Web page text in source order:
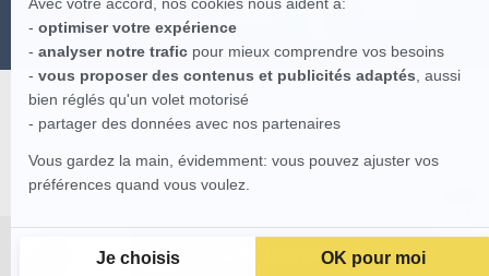
- optimiser votre expérience
- analyser notre trafic pour mieux comprendre vos besoins
- vous proposer des contenus et publicités adaptés , aussi
bien réglés qu'un volet motorisé
- partager des données avec nos partenaires
Vous gardez la main, évidemment: vous pouvez ajuster vos
préférences quand vous voulez.
Je choisis OK pour moi
AJOUTER AU PANIER